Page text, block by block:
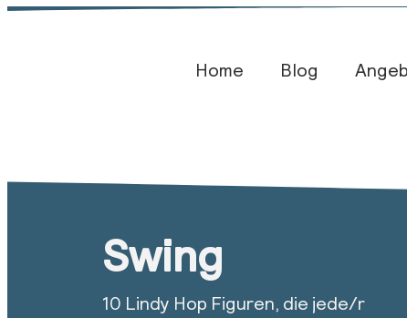
Home Blog​
Swing
10 Lindy Hop Figuren, die jede/r